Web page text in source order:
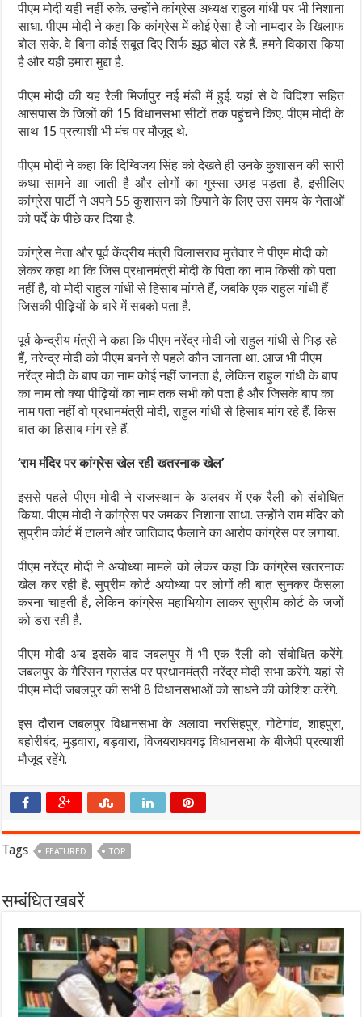
पीएम मोदी यही नहीं रुके. उन्होंने कांग्रेस अध्यक्ष राहुल गांधी पर भी निशाना
साधा. पीएम मोदी ने कहा कि कांग्रेस में कोई ऐसा है जो नामदार के खिलाफ
बोल सके. वे बिना कोई सबूत दिए सिर्फ झूठ बोल रहे हैं. हमने विकास किया
है और यही हमारा मुद्दा है.
पीएम मोदी की यह रैली मिर्जापुर नई मंडी में हुई. यहां से वे विदिशा सहित
आसपास के जिलों की 15 विधानसभा सीटों तक पहुंचने किए. पीएम मोदी के
साथ 15 प्रत्याशी भी मंच पर मौजूद थे.
पीएम मोदी ने कहा कि दिग्विजय सिंह को देखते ही उनके कुशासन की सारी
कथा सामने आ जाती है और लोगों का गुस्सा उमड़ पड़ता है, इसीलिए
कांग्रेस पार्टी ने अपने 55 कुशासन को छिपाने के लिए उस समय के नेताओं
को पर्दे के पीछे कर दिया है.
कांग्रेस नेता और पूर्व केंद्रीय मंत्री विलासराव मुत्तेवार ने पीएम मोदी को
लेकर कहा था कि जिस प्रधानमंत्री मोदी के पिता का नाम किसी को पता
नहीं है, वो मोदी राहुल गांधी से हिसाब मांगते हैं, जबकि एक राहुल गांधी हैं
जिसकी पीढ़ियों के बारे में सबको पता है.
पूर्व केन्द्रीय मंत्री ने कहा कि पीएम नरेंद्र मोदी जो राहुल गांधी से भिड़ रहे
हैं, नरेन्द्र मोदी को पीएम बनने से पहले कौन जानता था. आज भी पीएम
नरेंद्र मोदी के बाप का नाम कोई नहीं जानता है, लेकिन राहुल गांधी के बाप
का नाम तो क्या पीढ़ियों का नाम तक सभी को पता है और जिसके बाप का
नाम पता नहीं वो प्रधानमंत्री मोदी, राहुल गांधी से हिसाब मांग रहे हैं. किस
बात का हिसाब मांग रहे हैं.
‘राम मंदिर पर कांग्रेस खेल रही खतरनाक खेल’
इससे पहले पीएम मोदी ने राजस्थान के अलवर में एक रैली को संबोधित
किया. पीएम मोदी ने कांग्रेस पर जमकर निशाना साधा. उन्होंने राम मंदिर को
सुप्रीम कोर्ट में टालने और जातिवाद फैलाने का आरोप कांग्रेस पर लगाया.
पीएम नरेंद्र मोदी ने अयोध्या मामले को लेकर कहा कि कांग्रेस खतरनाक
खेल कर रही है. सुप्रीम कोर्ट अयोध्या पर लोगों की बात सुनकर फैसला
करना चाहती है, लेकिन कांग्रेस महाभियोग लाकर सुप्रीम कोर्ट के जजों
को डरा रही है.
पीएम मोदी अब इसके बाद जबलपुर में भी एक रैली को संबोधित करेंगे.
जबलपुर के गैरिसन ग्राउंड पर प्रधानमंत्री नरेंद्र मोदी सभा करेंगे. यहां से
पीएम मोदी जबलपुर की सभी 8 विधानसभाओं को साधने की कोशिश करेंगे.
इस दौरान जबलपुर विधानसभा के अलावा नरसिंहपुर, गोटेगांव, शाहपुरा,
बहोरीबंद, मुड़वारा, बड़वारा, विजयराघवगढ़ विधानसभा के बीजेपी प्रत्याशी
मौजूद रहेंगे.
Tags FEATURED TOP
सम्बंधित खबरें